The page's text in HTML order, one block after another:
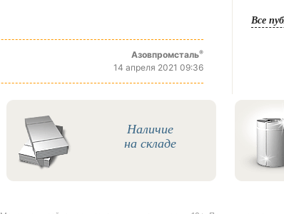
Азовпромсталь®
14 апреля 2021 09:36
Все
Наличие
на складе